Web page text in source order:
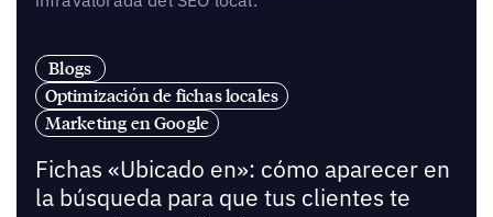
Blogs
Optimización de fichas locales
Marketing en Google
Fichas «Ubicado en»: cómo aparecer en
la búsqueda para que tus clientes te